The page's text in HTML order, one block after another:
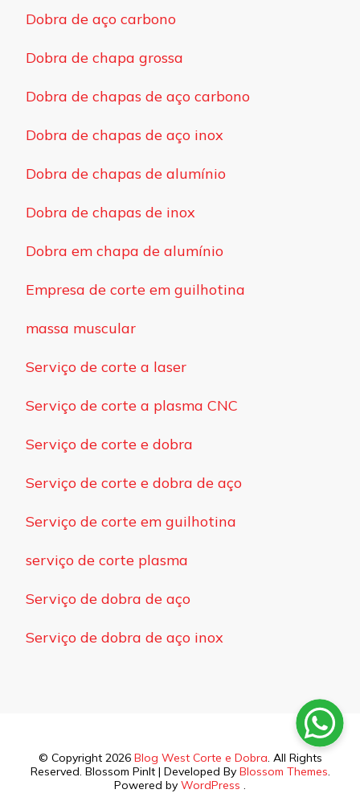
Dobra de aço carbono
Dobra de chapa grossa
Dobra de chapas de aço carbono
Dobra de chapas de aço inox
Dobra de chapas de alumínio
Dobra de chapas de inox
Dobra em chapa de alumínio
Empresa de corte em guilhotina
massa muscular
Serviço de corte a laser
Serviço de corte a plasma CNC
Serviço de corte e dobra
Serviço de corte e dobra de aço
Serviço de corte em guilhotina
serviço de corte plasma
Serviço de dobra de aço
Serviço de dobra de aço inox
© Copyright 2026 Blog West Corte e Dobra. All Rights
Reserved. Blossom PinIt | Developed By Blossom Themes.
Powered by WordPress .